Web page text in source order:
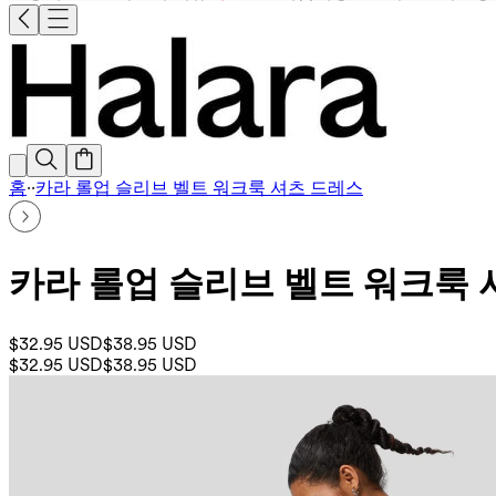
홈··카라 롤업 슬리브 벨트 워크룩 셔츠 드레스
카라 롤업 슬리브 벨트 워크룩
$32.95 USD$38.95 USD
$32.95 USD$38.95 USD